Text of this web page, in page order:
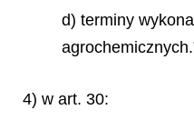
d) terminy
4) w art. 30: